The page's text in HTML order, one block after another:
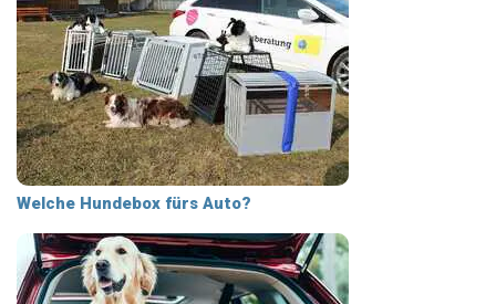
Welche Hundebox fürs Auto?